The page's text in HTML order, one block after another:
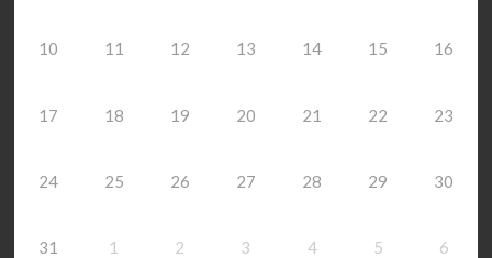
10 11 12 13 14 15 16
17 18 19 20 21 22 23
24 25 26 27 28 29 30
31 1 2 3 4 5 6